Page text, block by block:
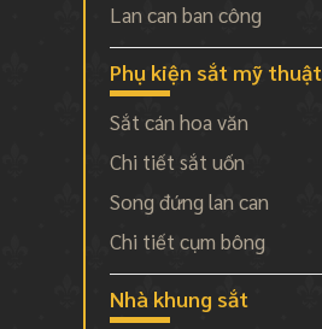
Lan can ban công
Phụ kiện sắt mỹ thuật
Sắt cán hoa văn
Chi tiết sắt uốn
Song đứng lan can
Chi tiết cụm bông
Nhà khung sắt